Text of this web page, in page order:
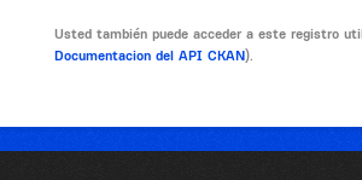
Usted también puede acceder a este registro
Documentacion del API CKAN).